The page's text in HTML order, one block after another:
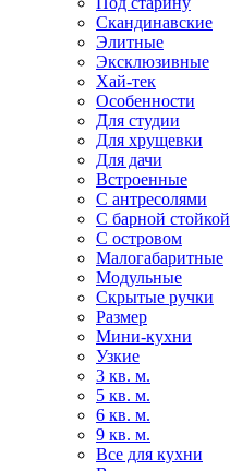
Скандинавские
Элитные
Эксклюзивные
Хай-тек
Особенности
Для студии
Для хрущевки
Для дачи
Встроенные
С антресолями
С барной стойкой
С островом
Малогабаритные
Модульные
Скрытые ручки
Размер
Мини-кухни
Узкие
3 кв. м.
5 кв. м.
6 кв. м.
9 кв. м.
Все для кухни